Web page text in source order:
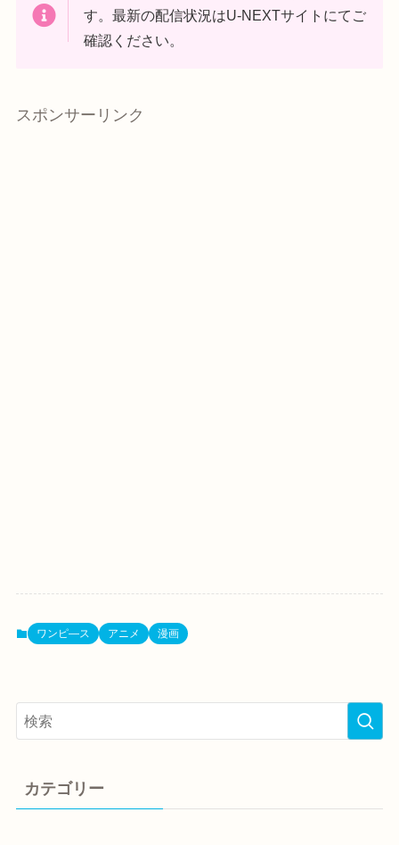
す。最新の配信状況はU-NEXTサイトにてご
確認ください。
スポンサーリンク
ワンピ―ス アニメ 漫画
カテゴリー